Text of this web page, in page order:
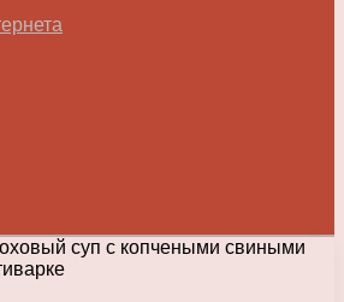
суп с копчеными свиными